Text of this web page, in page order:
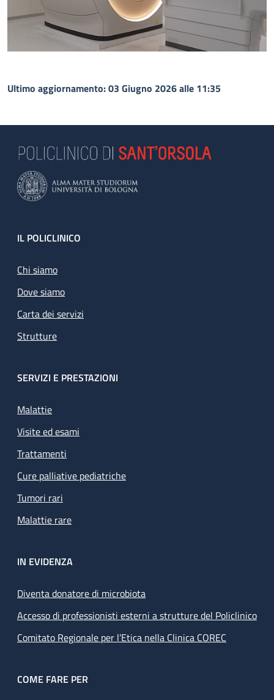
Ultimo aggiornamento: 03 Giugno 2026 alle 11:35
Footer
IL POLICLINICO
Chi siamo
Dove siamo
Carta dei servizi
Strutture
SERVIZI E PRESTAZIONI
Malattie
Visite ed esami
Trattamenti
Cure palliative pediatriche
Tumori rari
Malattie rare
IN EVIDENZA
Diventa donatore di microbiota
Accesso di professionisti esterni a strutture del Policlinico
Comitato Regionale per l’Etica nella Clinica COREC
COME FARE PER